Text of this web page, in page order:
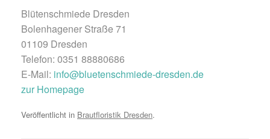
Blütenschmiede Dresden
Bolenhagener Straße 71
01109 Dresden
Telefon: 0351 88880686
E-Mail: info@bluetenschmiede-dresden.de
zur Homepage
Veröffentlicht in Brautfloristik Dresden.